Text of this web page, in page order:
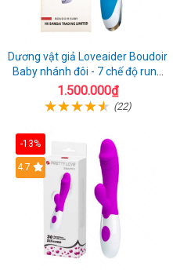
Dương vật giả Loveaider Boudoir
Baby nhánh đôi - 7 chế độ rung
sạc điện
1.500.000₫
(22)
-13%
4.7